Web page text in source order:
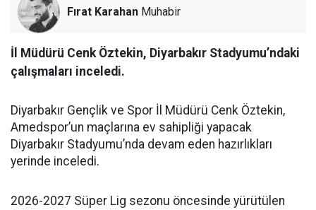
Fırat Karahan Muhabir
İl Müdürü Cenk Öztekin, Diyarbakır Stadyumu’ndaki
çalışmaları inceledi.
Diyarbakır Gençlik ve Spor İl Müdürü Cenk Öztekin,
Amedspor’un maçlarına ev sahipliği yapacak
Diyarbakır Stadyumu’nda devam eden hazırlıkları
yerinde inceledi.
2026-2027 Süper Lig sezonu öncesinde yürütülen